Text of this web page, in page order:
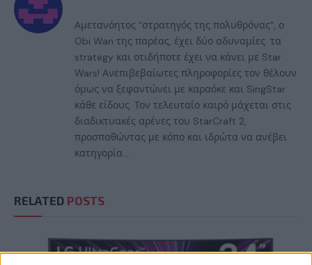
Αμετανόητος “στρατηγός της πολυθρόνας”, ο
Obi Wan της παρέας, έχει δύο αδυναμίες: τα
strategy και οτιδήποτε έχει να κάνει με Star
Wars! Ανεπιβεβαίωτες πληροφορίες τον θέλουν
όμως να ξεφαντώνει με καραόκε και SingStar
κάθε είδους. Τον τελευταίο καιρό μάχεται στις
διαδικτυακές αρένες του StarCraft 2,
προσπαθώντας με κόπο και ιδρώτα να ανέβει
κατηγορία...
RELATED POSTS